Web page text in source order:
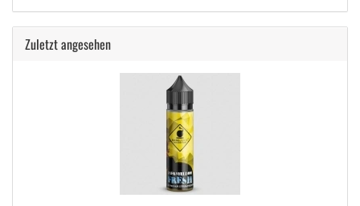
Zuletzt angesehen